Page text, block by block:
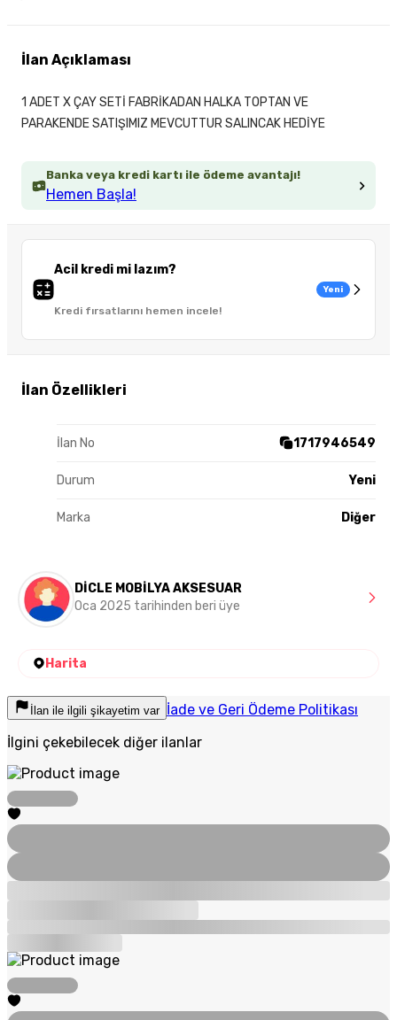
Banka veya kredi kartı ile ödeme avantajı!
Hemen Başla!
Acil kredi mi lazım?
Kredi fırsatlarını hemen incele!
Yeni
İlan Özellikleri
İlan No 1717946549
Durum Yeni
Marka Diğer
İlan Açıklaması
1 ADET X ÇAY SETİ FABRİKADAN HALKA TOPTAN VE
PARAKENDE SATIŞIMIZ MEVCUTTUR SALINCAK HEDİYE
DİCLE MOBİLYA AKSESUAR
Oca 2025 tarihinden beri üye
Harita
İlan ile ilgili şikayetim var İade ve Geri Ödeme Politikası
İlgini çekebilecek diğer ilanlar